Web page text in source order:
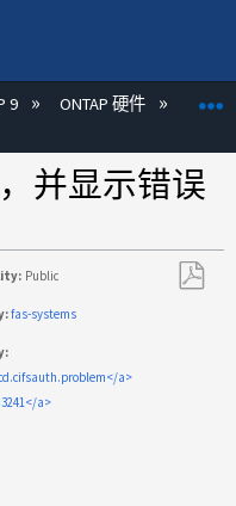
9 ONTAP 硬件
并显示错误
Public
fas-systems
a>
a>